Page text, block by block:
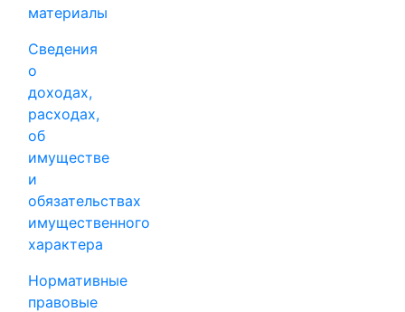
материалы
Сведения
о
доходах,
расходах,
об
имуществе
и
обязательствах
имущественного
характера
Нормативные
правовые